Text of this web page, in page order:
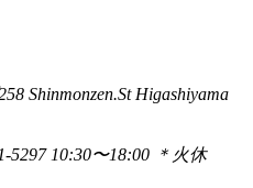
Shinmonzen.St Higashiyama
5297 10:30〜18:00 ＊火休